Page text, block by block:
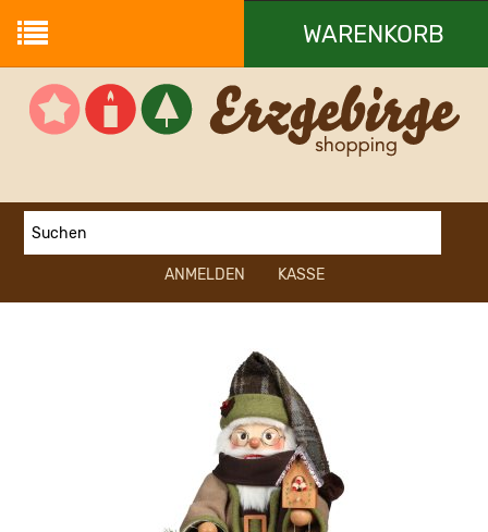
WARENKORB
Ihr Warenkorb ist leer.
ANMELDEN KASSE